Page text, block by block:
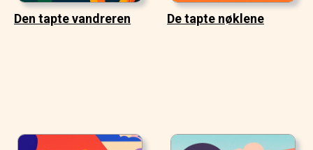
Den tapte vandreren De tapte nøklene